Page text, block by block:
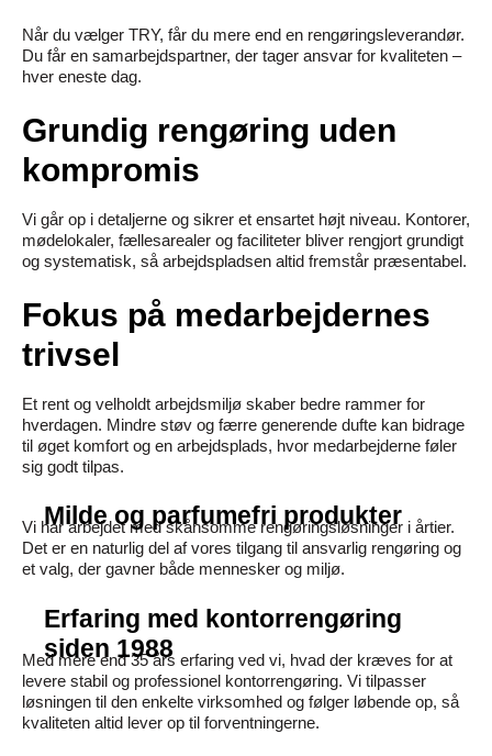
Når du vælger TRY, får du mere end en rengøringsleverandør.
Du får en samarbejdspartner, der tager ansvar for kvaliteten –
hver eneste dag.
Grundig rengøring uden
kompromis
Vi går op i detaljerne og sikrer et ensartet højt niveau. Kontorer,
mødelokaler, fællesarealer og faciliteter bliver rengjort grundigt
og systematisk, så arbejdspladsen altid fremstår præsentabel.
Fokus på medarbejdernes
trivsel
Et rent og velholdt arbejdsmiljø skaber bedre rammer for
hverdagen. Mindre støv og færre generende dufte kan bidrage
til øget komfort og en arbejdsplads, hvor medarbejderne føler
sig godt tilpas.
Milde og parfumefri produkter
Vi har arbejdet med skånsomme rengøringsløsninger i årtier.
Det er en naturlig del af vores tilgang til ansvarlig rengøring og
et valg, der gavner både mennesker og miljø.
Erfaring med kontorrengøring
siden 1988
Med mere end 35 års erfaring ved vi, hvad der kræves for at
levere stabil og professionel kontorrengøring. Vi tilpasser
løsningen til den enkelte virksomhed og følger løbende op, så
kvaliteten altid lever op til forventningerne.